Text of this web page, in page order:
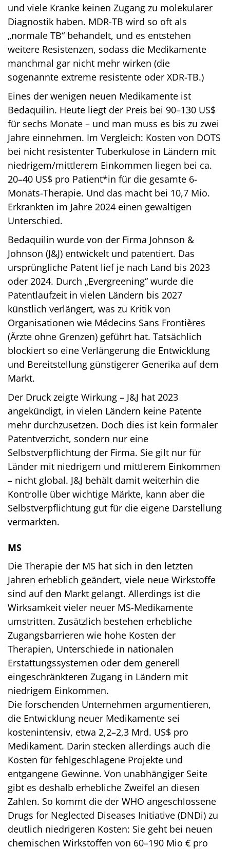
und viele Kranke keinen Zugang zu molekularer
Diagnostik haben. MDR-TB wird so oft als
„normale TB“ behandelt, und es entstehen
weitere Resistenzen, sodass die Medikamente
manchmal gar nicht mehr wirken (die
sogenannte extreme resistente oder XDR-TB.)
Eines der wenigen neuen Medikamente ist
Bedaquilin. Heute liegt der Preis bei 90–130 US$
für sechs Monate – und man muss es bis zu zwei
Jahre einnehmen. Im Vergleich: Kosten von DOTS
bei nicht resistenter Tuberkulose in Ländern mit
niedrigem/mittlerem Einkommen liegen bei ca.
20–40 US$ pro Patient*in für die gesamte 6-
Monats-Therapie. Und das macht bei 10,7 Mio.
Erkrankten im Jahre 2024 einen gewaltigen
Unterschied.
Bedaquilin wurde von der Firma Johnson &
Johnson (J&J) entwickelt und patentiert. Das
ursprüngliche Patent lief je nach Land bis 2023
oder 2024. Durch „Evergreening“ wurde die
Patentlaufzeit in vielen Ländern bis 2027
künstlich verlängert, was zu Kritik von
Organisationen wie Médecins Sans Frontières
(Ärzte ohne Grenzen) geführt hat. Tatsächlich
blockiert so eine Verlängerung die Entwicklung
und Bereitstellung günstigerer Generika auf dem
Markt.
Der Druck zeigte Wirkung – J&J hat 2023
angekündigt, in vielen Ländern keine Patente
mehr durchzusetzen. Doch dies ist kein formaler
Patentverzicht, sondern nur eine
Selbstverpflichtung der Firma. Sie gilt nur für
Länder mit niedrigem und mittlerem Einkommen
– nicht global. J&J behält damit weiterhin die
Kontrolle über wichtige Märkte, kann aber die
Selbstverpflichtung gut für die eigene Darstellung
vermarkten.
MS
Die Therapie der MS hat sich in den letzten
Jahren erheblich geändert, viele neue Wirkstoffe
sind auf den Markt gelangt. Allerdings ist die
Wirksamkeit vieler neuer MS-Medikamente
umstritten. Zusätzlich bestehen erhebliche
Zugangsbarrieren wie hohe Kosten der
Therapien, Unterschiede in nationalen
Erstattungssystemen oder dem generell
eingeschränkteren Zugang in Ländern mit
niedrigem Einkommen.
Die forschenden Unternehmen argumentieren,
die Entwicklung neuer Medikamente sei
kostenintensiv, etwa 2,2–2,3 Mrd. US$ pro
Medikament. Darin stecken allerdings auch die
Kosten für fehlgeschlagene Projekte und
entgangene Gewinne. Von unabhängiger Seite
gibt es deshalb erhebliche Zweifel an diesen
Zahlen. So kommt die der WHO angeschlossene
Drugs for Neglected Diseases Initiative (DNDi) zu
deutlich niedrigeren Kosten: Sie geht bei neuen
chemischen Wirkstoffen von 60–190 Mio € pro